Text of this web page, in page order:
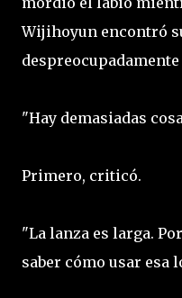
Wijihoyun encontró
"Hay demasiadas
Primero, criticó.
"La lanza es larga.
saber cómo usar esa